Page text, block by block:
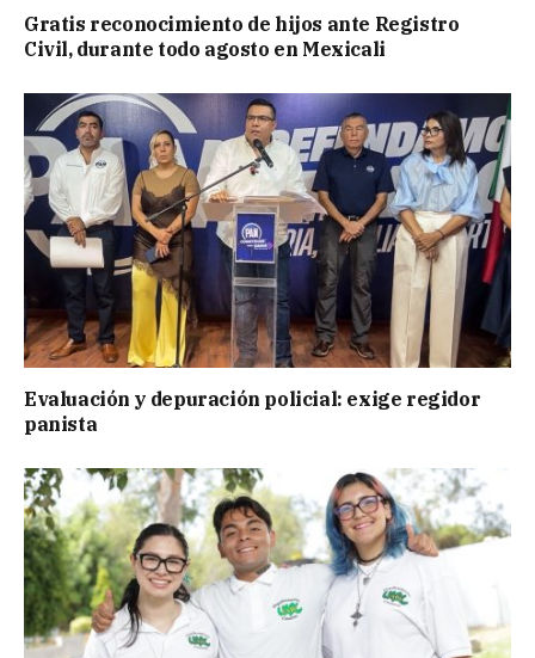
Gratis reconocimiento de hijos ante Registro
Civil, durante todo agosto en Mexicali
Evaluación y depuración policial: exige regidor
panista